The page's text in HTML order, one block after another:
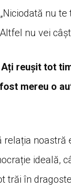
nu te
nu vei
reușit tot
mereu o
relația noastră
ideală,
trăi în